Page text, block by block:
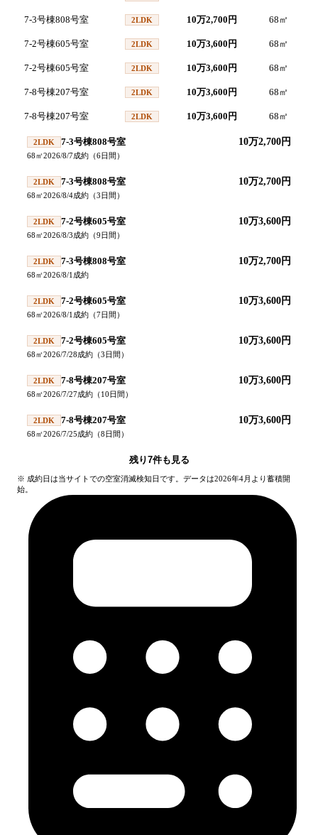
7-3号棟808号室 2LDK 10万2,700円 68 ㎡
7-2号棟605号室 2LDK 10万3,600円 68 ㎡
7-2号棟605号室 2LDK 10万3,600円 68 ㎡
7-8号棟207号室 2LDK 10万3,600円 68 ㎡
7-8号棟207号室 2LDK 10万3,600円 68 ㎡
2LDK 7-3号棟808号室 10万2,700円
68㎡2026/8/7成約 （6日間）
2LDK 7-3号棟808号室 10万2,700円
68㎡2026/8/4成約 （3日間）
2LDK 7-2号棟605号室 10万3,600円
68㎡2026/8/3成約 （9日間）
2LDK 7-3号棟808号室 10万2,700円
68㎡2026/8/1 成約
2LDK 7-2号棟605号室 10万3,600円
68㎡2026/8/1 成約 （7日間）
2LDK 7-2号棟605号室 10万3,600円
68㎡2026/7/28成約 （3日間）
2LDK 7-8号棟207号室 10万3,600円
68㎡2026/7/27成約 （10日間）
2LDK 7-8号棟207号室 10万3,600円
68㎡2026/7/25成約 （8日間）
残り7件も見る
※ 成約日は当サイトでの空室消滅検知日です。データは2026年4月より蓄積開
始。